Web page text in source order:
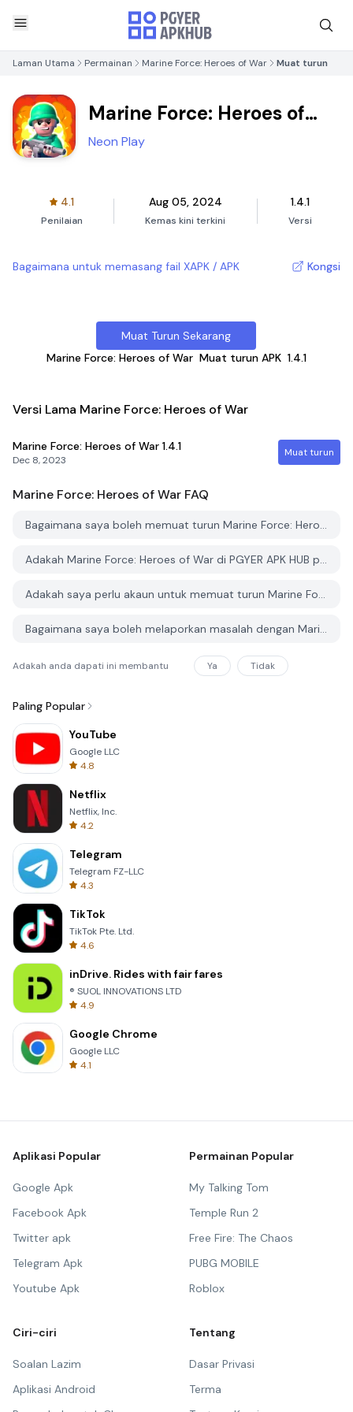
Laman Utama Permainan Marine Force: Heroes of War Muat turun
Marine Force: Heroes of
War
Neon Play
4.1
Penilaian
Aug 05, 2024
Kemas kini terkini
1.4.1
Versi
Bagaimana untuk memasang fail XAPK / APK Kongsi
Muat Turun Sekarang
Marine Force: Heroes of War Muat turun APK 1.4.1
Versi Lama Marine Force: Heroes of War
Marine Force: Heroes of War 1.4.1
Dec 8, 2023
Muat turun
Marine Force: Heroes of War FAQ
Bagaimana saya boleh memuat turun Marine Force: Heroes of War dari PGYER APK HUB?
Adakah Marine Force: Heroes of War di PGYER APK HUB percuma untuk dimuat turun?
Adakah saya perlu akaun untuk memuat turun Marine Force: Heroes of War dari PGYER APK HUB?
Bagaimana saya boleh melaporkan masalah dengan Marine Force: Heroes of War di PGYER APK HUB?
Adakah anda dapati ini membantu Ya Tidak
Paling Popular
YouTube
Google LLC
4.8
Netflix
Netflix, Inc.
4.2
Telegram
Telegram FZ-LLC
4.3
TikTok
TikTok Pte. Ltd.
4.6
inDrive. Rides with fair fares
® SUOL INNOVATIONS LTD
4.9
Google Chrome
Google LLC
4.1
Aplikasi Popular
Google Apk
Facebook Apk
Twitter apk
Telegram Apk
Youtube Apk
Permainan Popular
My Talking Tom
Temple Run 2
Free Fire: The Chaos
PUBG MOBILE
Roblox
Ciri-ciri
Soalan Lazim
Aplikasi Android
Tentang
Dasar Privasi
Terma